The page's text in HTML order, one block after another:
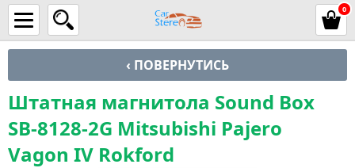
0
‹ ПОВЕРНУТИСЬ
Штатная магнитола Sound Box
SB-8128-2G Mitsubishi Pajero
Vagon IV Rokford